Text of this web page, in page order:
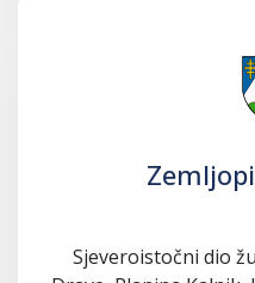
Sjeveroistočni dio